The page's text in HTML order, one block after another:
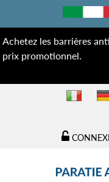
Achetez les barrières
prix promotionnel.